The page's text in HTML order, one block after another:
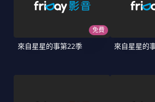
免費
來自星星的事第22季 來自星星的